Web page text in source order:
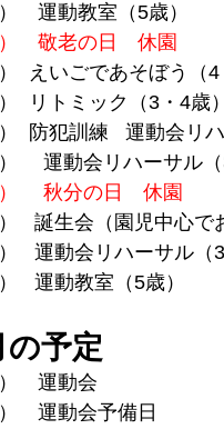
　運動教室（5歳）
　敬老の日　休園
えいごであそぼう（4
リトミック（3・4歳
防犯訓練   運動会リ
　 運動会リハーサル（
　 秋分の日　休園
誕生会（園児中心で
運動会リハーサル（
運動教室（5歳）
の予定
　運動会
　運動会予備日